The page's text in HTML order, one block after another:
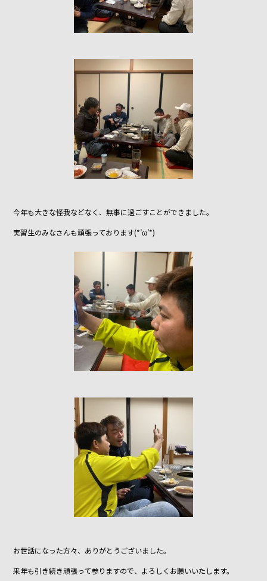
今年も大きな怪我などなく、無事に過ごすことができました。
実習生のみなさんも頑張っております(*’ω’*)
お世話になった方々、ありがとうございました。
来年も引き続き頑張って参りますので、よろしくお願いいたします。